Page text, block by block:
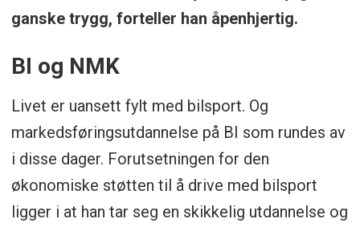
ganske trygg, forteller han åpenhjertig.
BI og NMK
Livet er uansett fylt med bilsport. Og
markedsføringsutdannelse på BI som rundes av
i disse dager. Forutsetningen for den
økonomiske støtten til å drive med bilsport
ligger i at han tar seg en skikkelig utdannelse og